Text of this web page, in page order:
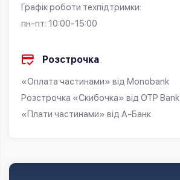
Графік роботи техпідтримки:
пн-пт: 10:00-15:00
Розстрочка
«Оплата частинами» від Monobank
Розстрочка «Скибочка» від OTP Bank
«Плати частинами» від А-Банк